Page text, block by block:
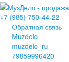
+7 (985) 750-44-22
Обратная связь
Muzdelo
muzdelo_ru
79859996420